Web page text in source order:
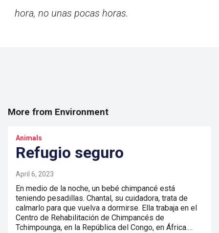
hora, no unas pocas horas.
More from Environment
Animals
Refugio seguro
April 6, 2023
En medio de la noche, un bebé chimpancé está
teniendo pesadillas. Chantal, su cuidadora, trata de
calmarlo para que vuelva a dormirse. Ella trabaja en el
Centro de Rehabilitación de Chimpancés de
Tchimpounga, en la República del Congo, en África.…